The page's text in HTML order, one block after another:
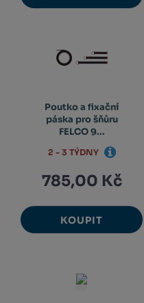
Poutko a fixační
páska pro šňůru
FELCO 9...
785,00 Kč
KOUPIT
2 - 3 TÝDNY